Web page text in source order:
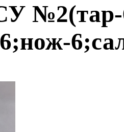
№2(тар-